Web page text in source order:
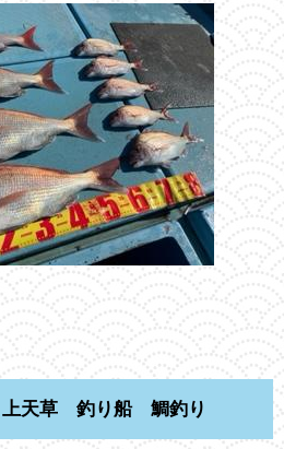
天草 釣り船 鯛釣り